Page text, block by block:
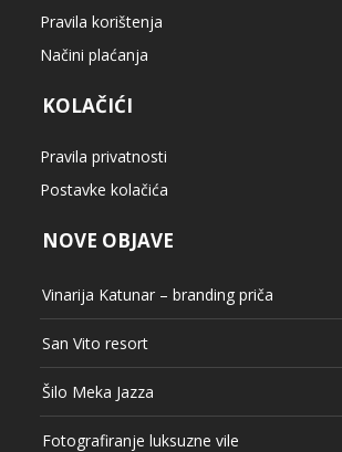
Pravila korištenja
Načini plaćanja
KOLAČIĆI
Pravila privatnosti
Postavke kolačića
NOVE OBJAVE
Vinarija Katunar – branding priča
San Vito resort
Šilo Meka Jazza
Fotografiranje luksuzne vile